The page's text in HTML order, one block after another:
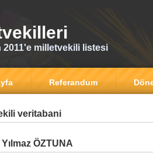
2011'e milletvekili listesi
Referandum
veritabani
ÖZTUNA